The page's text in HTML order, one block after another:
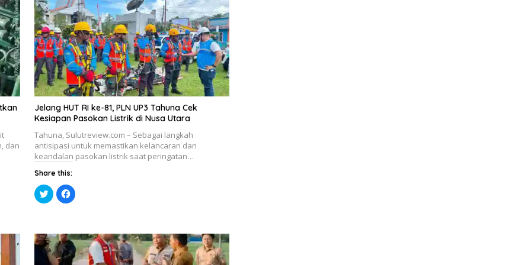
dan
Jelang HUT RI ke-81, PLN UP3 Tahuna Cek
Kesiapan Pasokan Listrik di Nusa Utara
Tahuna, Sulutreview.com – Sebagai langkah
antisipasi untuk memastikan kelancaran dan
keandalan pasokan listrik saat peringatan…
Share this:
K
l
t
u
k
b
K
l
t
u
k
m